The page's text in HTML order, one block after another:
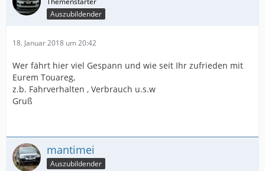
Auszubildender
18. Januar 2018 um 20:42
Wer fährt hier viel Gespann und wie seit Ihr zufrieden mit
Eurem Touareg,
z.b. Fahrverhalten , Verbrauch u.s.w
Gruß
mantimei
Auszubildender